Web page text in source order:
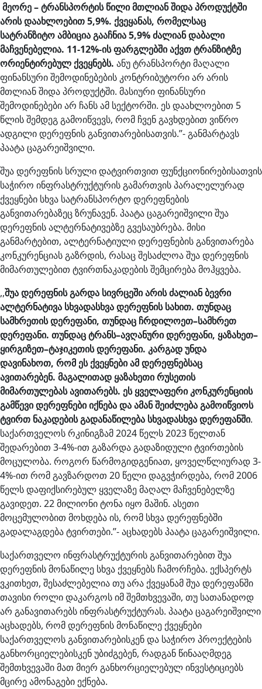
მეორე–ტრანსპორტის წილიმთლიანშიდაპროდუქტში
არისდაახლოებით5,9%. ქვეყანას, რომელსაც
სატრანზიტოამბიციაგააჩნია5,9%ძალიანდაბალი
მაჩვენებელია. 11-12%-ისფარგლებშიაქვთტრანზიტზე
ორიენტირებულქვეყნებს. ანუ ტრანსპორტი მაღალი
ფინანსური შემოდინებების კონტრიბუტორი არ არის
მთლიან შიდა პროდუქტში. მასიური ფინანსური
შემოდინებები არ ჩანს ამ სექტორში. ეს დაახლოებით 5
წლის შემდეგ გამოიწვევს, რომ ჩვენ გავხდებით ვიწრო
ადგილი დერეფნის განვითარებისათვის.’’- განმარტავს
პაატა ცაგარეიშვილი.
შუა დერეფნის სრული დატვირთვით ფუნქციონირებისათვის
საჭირო ინფრასტრუქტურის გამართვის პარალელურად
ქვეყნები სხვა სატრანსპორტო დერეფნების
განვითარებაზეც ზრუნავენ. პაატა ცაგარეიშვილი შუა
დერეფნის ალტერნატივებზე გვესაუბრება. მისი
განმარტებით, ალტერნატიული დერეფნების განვითარება
კონკურენციას გაზრდის, რასაც შესაძლოა შუა დერეფნის
მიმართულებით ტვირთნაკადების შემცირება მოჰყვება.
,,შუადერეფნისგარდა სივრცეშიარისძალიანბევრი
ალტერნატივა სხვადასხვადერეფნის სახით. თუნდაც
სამხრეთისდერეფანი, თუნდაც ჩრდილოეთ–სამხრეთ
დერეფანი. თუნდაცტრანს–ავღანურიდერეფანი, ყაზახეთ–
ყირგიზეთ–ტაჯიკეთისდერეფანი. კარგადუნდა
დავინახოთ, რომესქვეყნებიამდერეფნებსაც
ავითარებენ. მაგალითადყაზახეთირუსეთის
მიმართულებასავითარებს. ესყველაფერიკონკურენციის
გამწევიდერეფნებიიქნებადაამანშეიძლებაგამოიწვიოს
ტვირთ ნაკადებისგადანაწილება სხვადასხვადერეფანში.
საქართველოს რკინიგზამ 2024 წელს 2023 წელთან
შედარებით 3-4%-ით გაზარდა გადაზიდული ტვირთების
მოცულობა. როგორ წარმოგიდგენიათ, ყოველწლიურად 3-
4%-ით რომ გავზარდოთ 20 წელი დაგვჭირდება, რომ 2006
წელს დაფიქსირებულ ყველაზე მაღალ მაჩვენებელზე
გავიდეთ. 22 მილიონი ტონა იყო მაშინ. ასეთი
მოცემულობით მოხდება ის, რომ სხვა დერეფნებში
გადალაგდება ტვირთები.’’- აცხადებს პაატა ცაგარეიშვილი.
საქართველო ინფრასტრუქტურის განვითარებით შუა
დერეფნის მონაწილე სხვა ქვეყნებს ჩამორჩება. ექსპერტს
ვკითხეთ, შესაძლებელია თუ არა ქვეყანამ შუა დერეფანში
თავისი როლი დაკარგოს იმ შემთხვევაში, თუ სათანადოდ
არ განავითარებს ინფრასტრუქტურას. პაატა ცაგარეიშვილი
აცხადებს, რომ დერეფნის მონაწილე ქვეყნები
საქართველოს განვითარებისკენ და საჭირო პროექტების
განხორციელებისკენ უბიძგებენ, რადგან წინააღმდეგ
შემთხვევაში მათ მიერ განხორციელებულ ინვესტიციებს
მცირე ამონაგები ექნება.